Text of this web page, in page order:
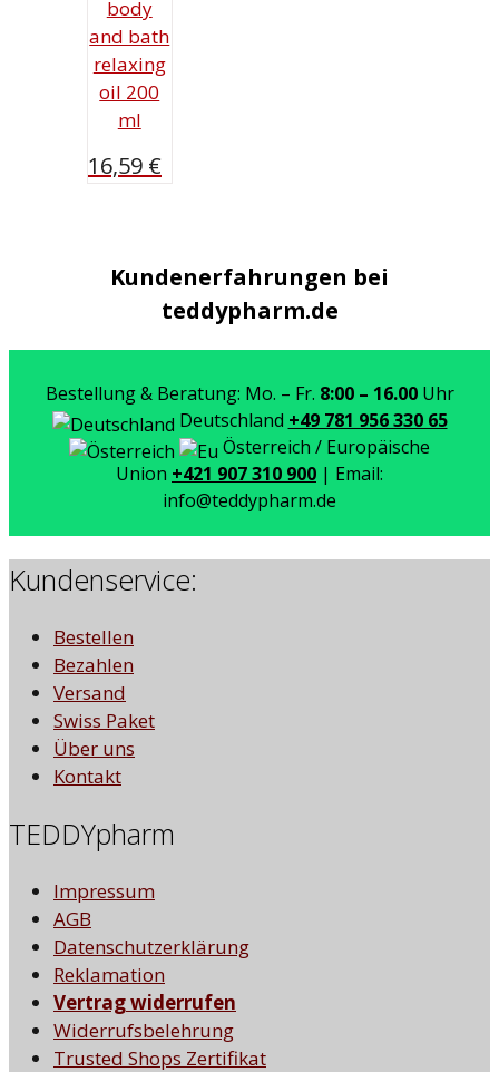
body
and bath
relaxing
oil 200
ml
16,59 €
Kundenerfahrungen bei
teddypharm.de
Bestellung & Beratung: Mo. – Fr. 8:00 – 16.00Uhr
Deutschland +49 781 956 330 65
Österreich / Europäische
Union +421 907 310 900 | Email:
info@teddypharm.de
Kundenservice:
Bestellen
Bezahlen
Versand
Swiss Paket
Über uns
Kontakt
TEDDYpharm
Impressum
AGB
Datenschutzerklärung
Reklamation
Vertrag widerrufen
Widerrufsbelehrung
Trusted Shops Zertifikat